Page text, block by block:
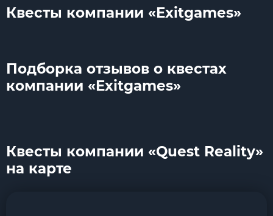
Квесты компании «Exitgames»
Подборка отзывов о квестах
компании «Exitgames»
Квесты компании «Quest Reality»
на карте